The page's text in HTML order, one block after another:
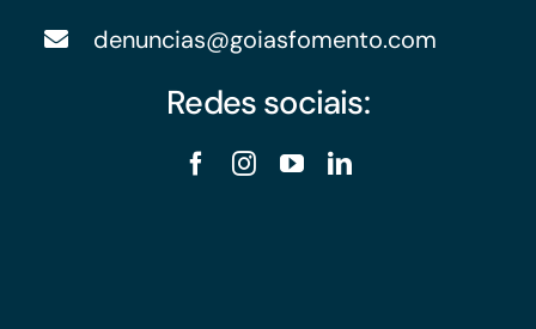
denuncias@goiasfomento.com
Redes sociais: